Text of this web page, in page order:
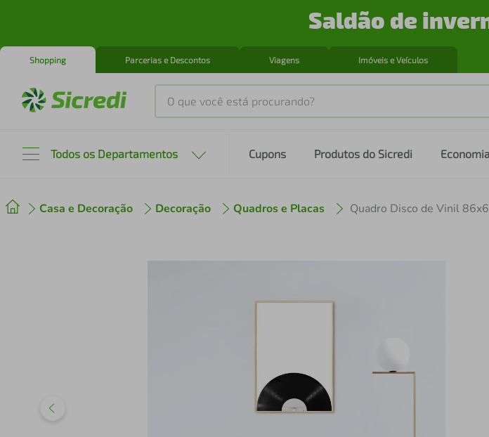
Saldão de
Shopping Parcerias e Descontos Viagens Imóveis e Veículos
O que você está procurando?
Todos os Departamentos Cupons Produtos do Sicredi
Casa e Decoração Decoração Quadros e Placas Quadro Disco de Vinil
º cafeteira